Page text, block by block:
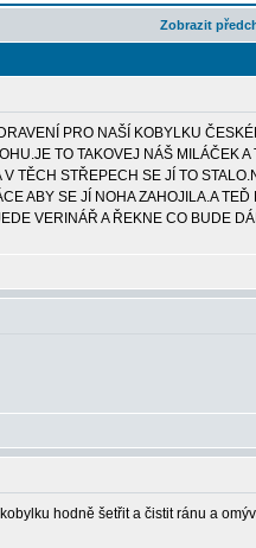
Zobrazit
PRO NAŠÍ KOBYLKU
TO TAKOVEJ NÁŠ MILÁČEK A
TĚCH STŘEPECH SE JÍ TO
ABY SE JÍ NOHA ZAHOJILA.A
VERINÁŘ A ŘEKNE CO BUDE
hodně šetřit a čistit ránu a